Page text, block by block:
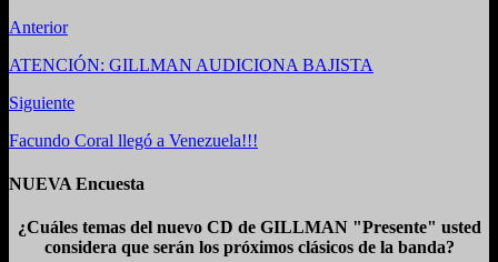
Anterior
ATENCIÓN: GILLMAN AUDICIONA BAJISTA
Siguiente
Facundo Coral llegó a Venezuela!!!
NUEVA Encuesta
¿Cuáles temas del nuevo CD de GILLMAN "Presente" usted
considera que serán los próximos clásicos de la banda?